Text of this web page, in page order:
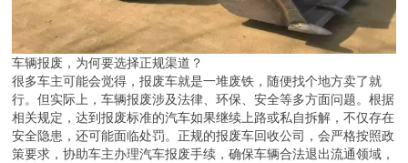
车辆报废，为何要选择正规渠道？
很多车主可能会觉得，报废车就是一堆废铁，随便找个地方卖了就
行。但实际上，车辆报废涉及法律、环保、安全等多方面问题。根据
相关规定，达到报废标准的汽车如果继续上路或私自拆解，不仅存在
安全隐患，还可能面临处罚。正规的报废车回收公司，会严格按照政
策要求，协助车主办理汽车报废手续，确保车辆合法退出流通领域，